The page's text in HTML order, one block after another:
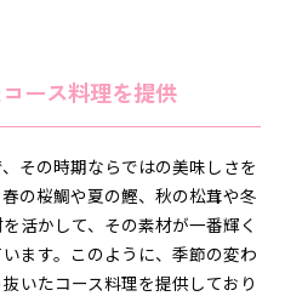
ース料理を提供
その時期ならではの美味しさを
の桜鯛や夏の鰹、秋の松茸や冬
活かして、その素材が一番輝く
ます。このように、季節の変わ
いたコース料理を提供しており